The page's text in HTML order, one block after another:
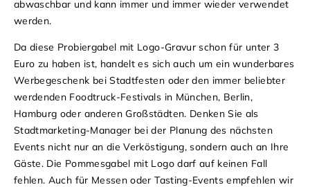
abwaschbar und kann immer und immer wieder verwendet
werden.
Da diese Probiergabel mit Logo-Gravur schon für unter 3
Euro zu haben ist, handelt es sich auch um ein wunderbares
Werbegeschenk bei Stadtfesten oder den immer beliebter
werdenden Foodtruck-Festivals in München, Berlin,
Hamburg oder anderen Großstädten. Denken Sie als
Stadtmarketing-Manager bei der Planung des nächsten
Events nicht nur an die Verköstigung, sondern auch an Ihre
Gäste. Die Pommesgabel mit Logo darf auf keinen Fall
fehlen. Auch für Messen oder Tasting-Events empfehlen wir